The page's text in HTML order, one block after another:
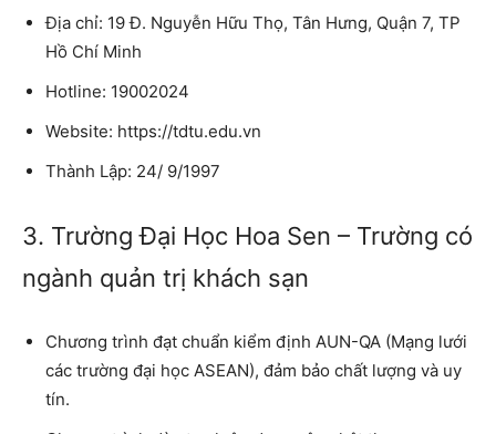
Địa chỉ: 19 Đ. Nguyễn Hữu Thọ, Tân Hưng, Quận 7, TP
Hồ Chí Minh
Hotline: 19002024
Website: https://tdtu.edu.vn
Thành Lập: 24/ 9/1997
3. Trường Đại Học Hoa Sen – Trường có
ngành quản trị khách sạn
Chương trình đạt chuẩn kiểm định AUN-QA (Mạng lưới
các trường đại học ASEAN), đảm bảo chất lượng và uy
tín.